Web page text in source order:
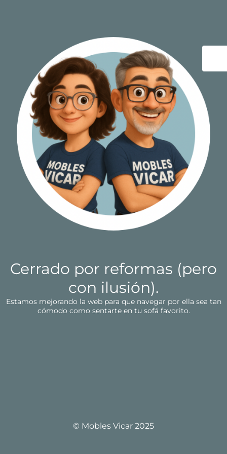
Cerrado por reformas (pero
con ilusión).
Estamos mejorando la web para que navegar por ella sea tan
cómodo como sentarte en tu sofá favorito.
© Mobles Vicar 2025